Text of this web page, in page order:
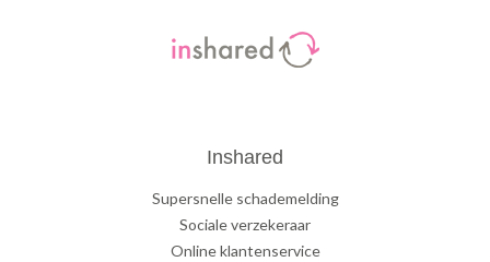
Inshared
Supersnelle schademelding
Sociale verzekeraar
Online klantenservice